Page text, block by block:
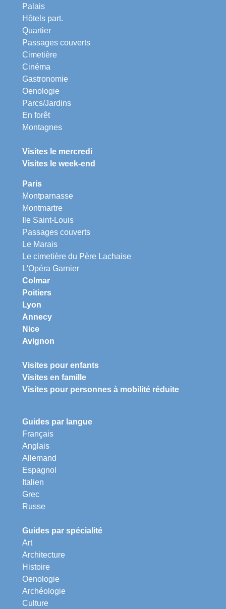
Palais
Hôtels part.
Quartier
Passages couverts
Cimetière
Cinéma
Gastronomie
Oenologie
Parcs/Jardins
En forêt
Montagnes
Visites le mercredi
Visites le week-end
Paris
Montparnasse
Montmartre
Ile Saint-Louis
Passages couverts
Le Marais
Le cimetière du Père Lachaise
L'Opéra Garnier
Colmar
Poitiers
Lyon
Annecy
Nice
Avignon
Visites pour enfants
Visites en famille
Visites pour personnes à mobilité réduite
Guides par langue
Français
Anglais
Allemand
Espagnol
Italien
Grec
Russe
Guides par spécialité
Art
Architecture
Histoire
Oenologie
Archéologie
Culture